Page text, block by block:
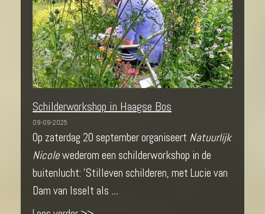
Schilderworkshop in Haagse Bos
09-09-2025
Op zaterdag 20 september organiseert Natuurlijk
Nicolewederom een schilderworkshop in de
buitenlucht: 'Stilleven schilderen, met Lucie van
Dam van Isselt als ...